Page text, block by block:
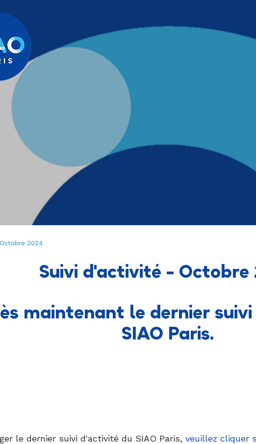
2024
Suivi d'activité - Octobre
maintenant le dernier
SIAO Paris.
le dernier suivi d'activité du SIAO Paris, veuillez cliquer